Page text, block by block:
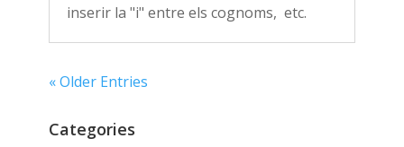
inserir la "i" entre els cognoms, etc.
« Older Entries
Categories